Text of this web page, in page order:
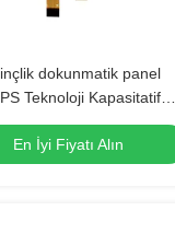
dokunmatik panel
Teknoloji Kapasitatif
Ekran 2.4 " Mini Küçük
En İyi Fiyatı Alın